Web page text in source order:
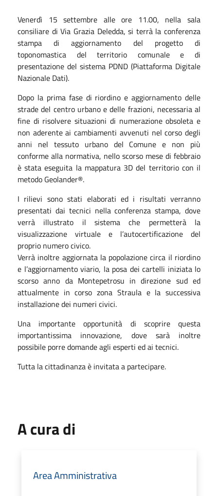
Venerdì 15 settembre alle ore 11.00, nella sala
consiliare di Via Grazia Deledda, si terrà la conferenza
stampa di aggiornamento del progetto di
toponomastica del territorio comunale e di
presentazione del sistema PDND (Piattaforma Digitale
Nazionale Dati).
Dopo la prima fase di riordino e aggiornamento delle
strade del centro urbano e delle frazioni, necessaria al
fine di risolvere situazioni di numerazione obsoleta e
non aderente ai cambiamenti avvenuti nel corso degli
anni nel tessuto urbano del Comune e non più
conforme alla normativa, nello scorso mese di febbraio
è stata eseguita la mappatura 3D del territorio con il
metodo Geolander®.
I rilievi sono stati elaborati ed i risultati verranno
presentati dai tecnici nella conferenza stampa, dove
verrà illustrato il sistema che permetterà la
visualizzazione virtuale e l’autocertificazione del
proprio numero civico.
Verrà inoltre aggiornata la popolazione circa il riordino
e l’aggiornamento viario, la posa dei cartelli iniziata lo
scorso anno da Montepetrosu in direzione sud ed
attualmente in corso zona Straula e la successiva
installazione dei numeri civici.
Una importante opportunità di scoprire questa
importantissima innovazione, dove sarà inoltre
possibile porre domande agli esperti ed ai tecnici.
Tutta la cittadinanza è invitata a partecipare.
A cura di
Area Amministrativa